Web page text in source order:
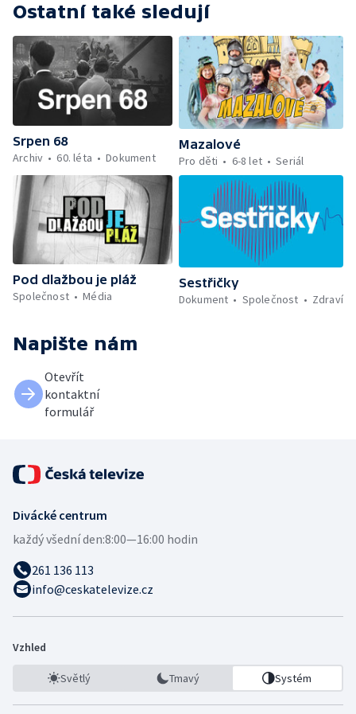
Ostatní také sledují
Srpen 68
Archiv
60. léta Dokument
Mazalové
Pro děti
6-8 let Seriál
Pod dlažbou je pláž
Společnost
Média
Sestřičky
Dokument
Společnost Zdraví
Napište nám
Otevřít
kontaktní
formulář
Divácké centrum
každý všední den:8:00—16:00 hodin
261 136 113
info@ceskatelevize.cz
Vzhled
Světlý Tmavý Systém